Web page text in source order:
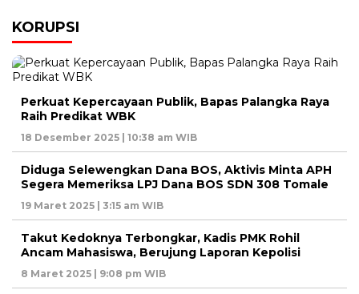
KORUPSI
Perkuat Kepercayaan Publik, Bapas Palangka Raya
Raih Predikat WBK
18 Desember 2025 | 10:38 am WIB
Diduga Selewengkan Dana BOS, Aktivis Minta APH
Segera Memeriksa LPJ Dana BOS SDN 308 Tomale
19 Maret 2025 | 3:15 am WIB
Takut Kedoknya Terbongkar, Kadis PMK Rohil
Ancam Mahasiswa, Berujung Laporan Kepolisi
8 Maret 2025 | 9:08 pm WIB